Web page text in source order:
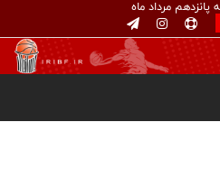
پانزدهم مرداد ماه